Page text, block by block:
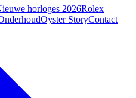
horloges 2026Rolex
Oyster StoryContact